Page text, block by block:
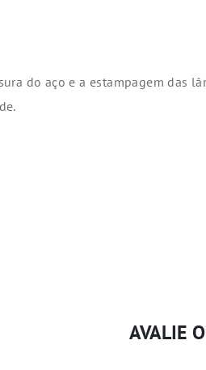
do aço e a estampagem das
AVALIE